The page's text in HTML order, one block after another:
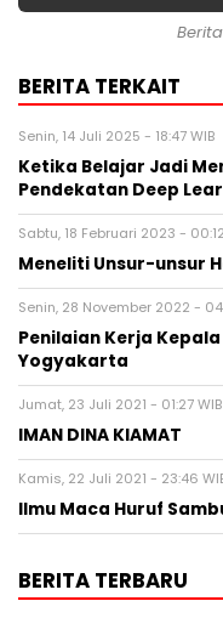
BERITA TERKAIT
Senin, 14 Juli 2025 - 18:47 WIB
Ketika Belajar Jadi
Pendekatan Deep
Sabtu, 18 Februari 2023 -
Meneliti Unsur-unsur
Senin, 28 November 2022 -
Penilaian Kerja
Yogyakarta
Jumat, 23 Juli 2021 - 01:27 WIB
IMAN DINA KIAMAT
Kamis, 22 Juli 2021 - 23:46
Ilmu Maca Huruf
BERITA TERBARU